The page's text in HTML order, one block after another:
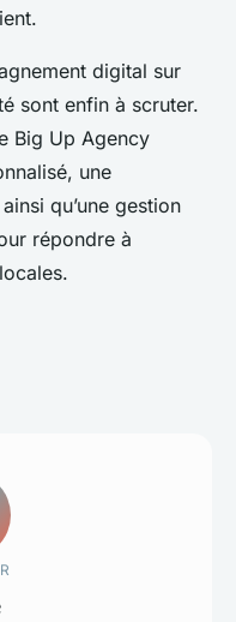
digital sur
sont enfin à scruter.
Big Up Agency
une
qu’une gestion
répondre à